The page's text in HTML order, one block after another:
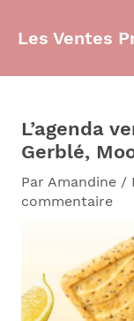
Les Ventes
L’agenda
Gerblé,
Par Amandine /
commentaire